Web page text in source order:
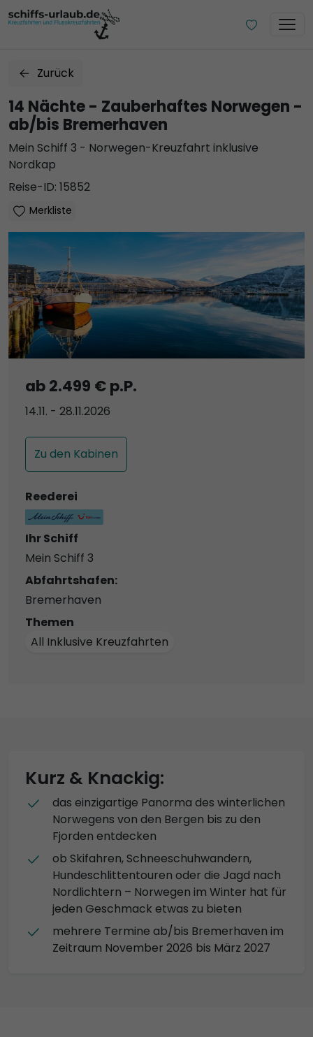
Zurück
14 Nächte - Zauberhaftes Norwegen -
ab/bis Bremerhaven
Mein Schiff 3 - Norwegen-Kreuzfahrt inklusive
Nordkap
Reise-ID: 15852
Merkliste
ab 2.499 € p.P.
14.11. - 28.11.2026
Zu den Kabinen
Reederei
Ihr Schiff
Mein Schiff 3
Abfahrtshafen:
Bremerhaven
Themen
All Inklusive Kreuzfahrten
Kurz & Knackig:
das einzigartige Panorma des winterlichen
Norwegens von den Bergen bis zu den
Fjorden entdecken
ob Skifahren, Schneeschuhwandern,
Hundeschlittentouren oder die Jagd nach
Nordlichtern – Norwegen im Winter hat für
jeden Geschmack etwas zu bieten
mehrere Termine ab/bis Bremerhaven im
Zeitraum November 2026 bis März 2027